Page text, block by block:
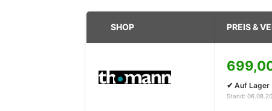
SHOP PREIS &
✔ Auf Lager
Stand: